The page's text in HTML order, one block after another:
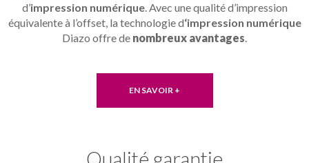
d’impression numérique. Avec une qualité d’impression
équivalente à l’offset, la technologie d‘impression numérique
Diazo offre de nombreux avantages.
EN SAVOIR +